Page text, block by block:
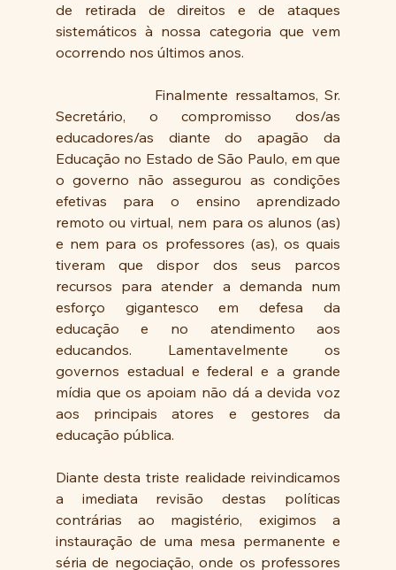
de retirada de direitos e de ataques
sistemáticos à nossa categoria que vem
ocorrendo nos últimos anos.
Secretário, o compromisso dos/as
educadores/as diante do apagão da
Educação no Estado de São Paulo, em que
o governo não assegurou as condições
efetivas para o ensino aprendizado
remoto ou virtual, nem para os alunos (as)
e nem para os professores (as), os quais
tiveram que dispor dos seus parcos
recursos para atender a demanda num
esforço gigantesco em defesa da
educação e no atendimento aos
educandos. Lamentavelmente os
governos estadual e federal e a grande
mídia que os apoiam não dá a devida voz
aos principais atores e gestores da
educação pública.
Diante desta triste realidade reivindicamos
a imediata revisão destas políticas
contrárias ao magistério, exigimos a
instauração de uma mesa permanente e
séria de negociação, onde os professores